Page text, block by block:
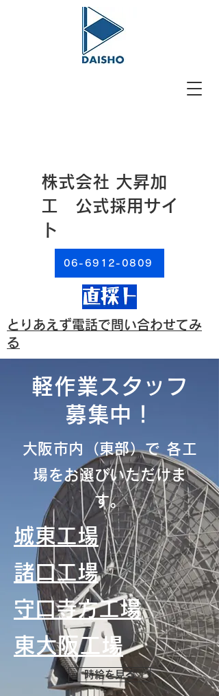
​株式会社 大昇加
工 公式採用サイ
ト
とりあえず電話で問い合わせてみ
る
06-6912-0809
軽作業スタッフ
募集中！
大阪市内（東部）で 各工
場をお選びいただけま
す。
城東工場
諸口工場
守口寺方工場
東大阪工場
時給を見る